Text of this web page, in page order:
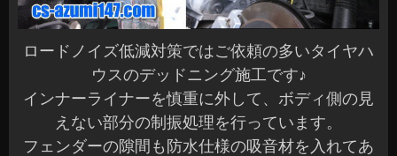
ロードノイズ低減対策ではご依頼の多いタイヤハ
ウスのデッドニング施工です♪
インナーライナーを慎重に外して、ボディ側の見
えない部分の制振処理を行っています。
フェンダーの隙間も防水仕様の吸音材を入れてあ